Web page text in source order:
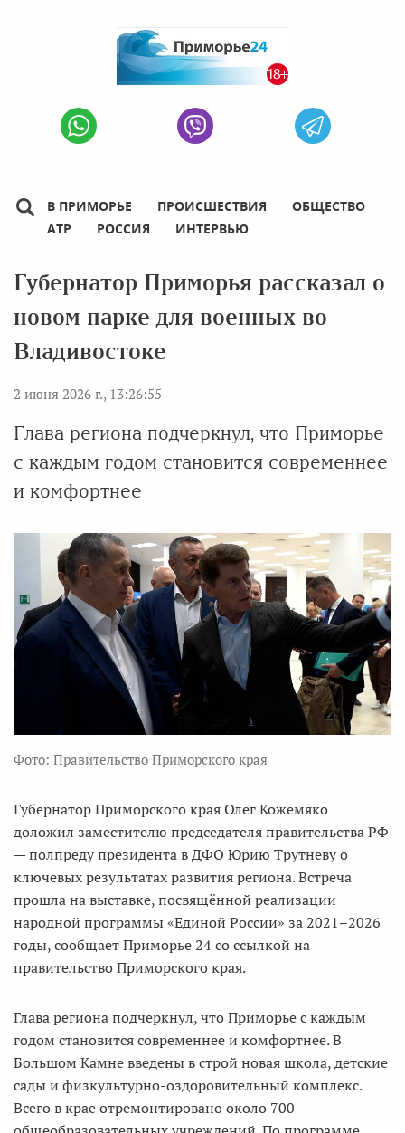
В ПРИМОРЬЕ ПРОИСШЕСТВИЯ
ОБЩЕСТВО
АТР
РОССИЯ ИНТЕРВЬЮ
Губернатор Приморья рассказал о
новом парке для военных во
Владивостоке
2 июня 2026 г., 13:26:55
Глава региона подчеркнул, что Приморье
с каждым годом становится современнее
и комфортнее
Фото: Правительство Приморского края
Губернатор Приморского края Олег Кожемяко
доложил заместителю председателя правительства РФ
— полпреду президента в ДФО Юрию Трутневу о
ключевых результатах развития региона. Встреча
прошла на выставке, посвящённой реализации
народной программы «Единой России» за 2021–2026
годы, сообщает Приморье 24 со ссылкой на
правительство Приморского края.
Глава региона подчеркнул, что Приморье с каждым
годом становится современнее и комфортнее. В
Большом Камне введены в строй новая школа, детские
сады и физкультурно-оздоровительный комплекс.
Всего в крае отремонтировано около 700